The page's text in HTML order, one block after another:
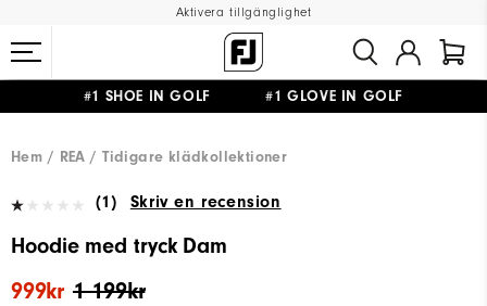
Aktivera tillgänglighet
#1 SHOE IN GOLF #1 GLOVE IN GOLF
Hem
REA Tidigare klädkollektioner
(1) Skriv en recension
Hoodie med tryck Dam
1 199kr
999kr